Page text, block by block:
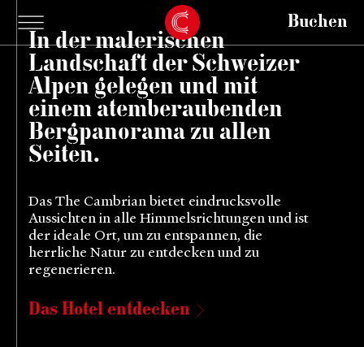
Buchen
In der malerischen
Landschaft der Schweizer
Alpen gelegen und mit
einem atemberaubenden
Bergpanorama zu allen
Seiten.
Das The Cambrian bietet eindrucksvolle
Aussichten in alle Himmelsrichtungen und ist
der ideale Ort, um zu entspannen, die
herrliche Natur zu entdecken und zu
regenerieren.
Das Hotel entdecken